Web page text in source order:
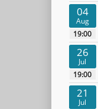
04
Aug
19:00
26
Jul
19:00
21
Jul